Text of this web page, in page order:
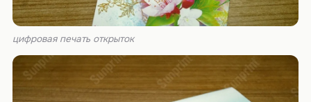
цифровая печать открыток